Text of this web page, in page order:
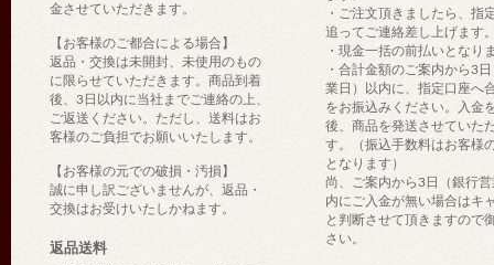
金させていただきます。
【お客様のご都合による場合】
返品・交換は未開封、未使用のもの
に限らせていただきます。商品到着
後、3日以内に当社までご連絡の上、
ご返送ください。ただし、送料はお
客様のご負担でお願いいたします。
【お客様の元での破損・汚損】
誠に申し訳ございませんが、返品・
交換はお受けいたしかねます。
返品送料
・ご注文頂きましたら、指
追ってご連絡差し上げます
・現金一括の前払いとなり
・合計金額のご案内から3
業日）以内に、指定口座へ
をお振込みください。入金
後、商品を発送させていた
す。（振込手数料はお客様
となります）
尚、ご案内から3日（銀行
内にご入金が無い場合はキ
と判断させて頂きますので
さい。